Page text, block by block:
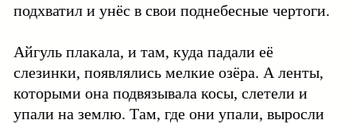
подхватил и унёс в свои поднебесные чертоги.
Айгуль плакала, и там, куда падали её
слезинки, появлялись мелкие озёра. А ленты,
которыми она подвязывала косы, слетели и
упали на землю. Там, где они упали, выросли